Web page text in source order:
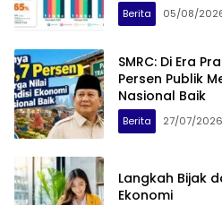
Berita 05/08/
SMRC: Di Era
Persen Publik
Nasional Baik
Berita 27/07/2026
Langkah Bijak
Ekonomi